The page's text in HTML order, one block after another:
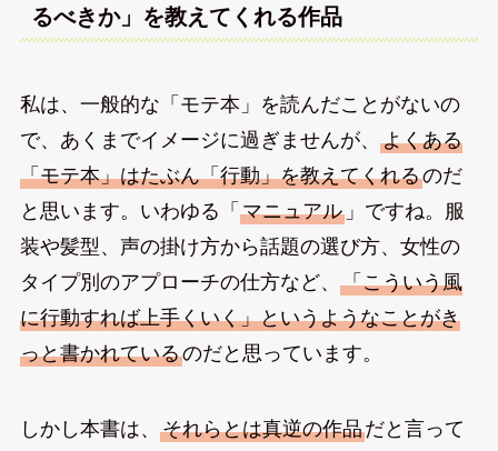
るべきか」を教えてくれる作品
私は、一般的な「モテ本」を読んだことがないの
で、あくまでイメージに過ぎませんが、 よくある
「モテ本」はたぶん「行動」を教えてくれるのだ
と思います。いわゆる「 マニュアル」ですね。服
装や髪型、声の掛け方から話題の選び方、女性の
タイプ別のアプローチの仕方など、 「こういう風
に行動すれば上手くいく」というようなことがき
っと書かれているのだと思っています。
しかし本書は、 それらとは真逆の作品だと言って